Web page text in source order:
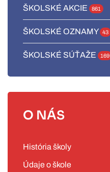
ŠKOLSKÉ AKCIE 861
ŠKOLSKÉ OZNAMY 43
ŠKOLSKÉ SÚŤAŽE 169
O NÁS
História školy
Údaje o škole